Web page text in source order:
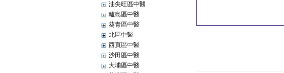
油尖旺區中醫
離島區中醫
葵青區中醫
北區中醫
西頁區中醫
沙田區中醫
大埔區中醫